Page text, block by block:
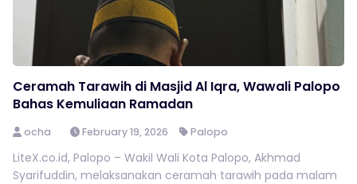
Ceramah Tarawih di Masjid Al Iqra, Wawali Palopo
Bahas Kemuliaan Ramadan
ocha February 19, 2026 Palopo
LiteX.co.id, Palopo – Wakil Wali Kota Palopo, Akhmad
Syarifuddin, melaksanakan ceramah tarawih pada malam